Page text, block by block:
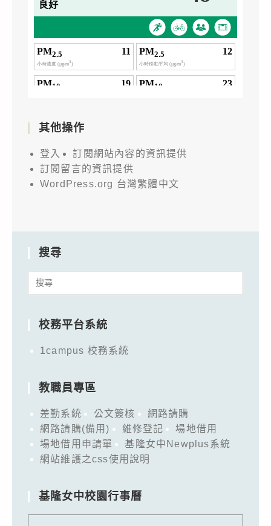
其他操作
登入
訂閱網站內容的資訊提供
訂閱留言的資訊提供
WordPress.org 台灣繁體中文
搜尋
Search
校務平台系統
1campus 校務系統
教職員專區
差勤系統 公文簽核
網路請購
網路請購(備用)
維修登記
場地借用
場地借用申請單
基隆女中Newplus系統
網站維護之css使用說明
基隆女中校園行事曆